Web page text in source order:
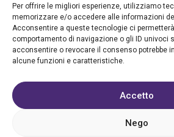
Per offrire le migliori esperienze, utilizziamo
memorizzare e/o accedere alle informazioni
Acconsentire a queste tecnologie ci
comportamento di navigazione o gli ID univoci
acconsentire o revocare il consenso potrebbe
alcune funzioni e caratteristiche.
Accetto
Nego
Privacy policy
Registrazione